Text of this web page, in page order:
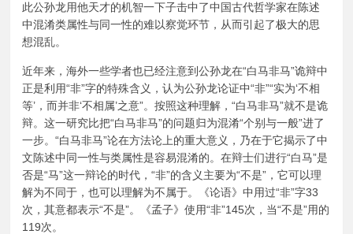
此公孙龙用他天才的机智一下子击中了中国古代哲学家在陈述
中混淆类属性与同一性的难以察觉环节，从而引起了极大的思
想混乱。
近年来，海外一些学者也已经注意到公孙龙在“白马非马”诡辩中
正是利用“非”字的特殊含义，认为公孙龙论证中“非”“实为‘不相
等’，而并非‘不相属’之意”。按照这种理解，“白马非马”就不是诡
辩。这一研究比把“白马非马”的问题归为混淆“个别与一般”进了
一步。“白马非马”论在方法论上的重大意义，乃在于它揭示了中
文陈述中同一性与类属性是容易混淆的。在辩士们进行“白马”是
否是“马”这一辩论的时代，“非”的含义主要为“不是”，它可以理
解为不同于，也可以理解为不属于。《论语》中用过“非”字33
次，其意都表示“不是”。《孟子》使用“非”145次，当“不是”用的
119次。